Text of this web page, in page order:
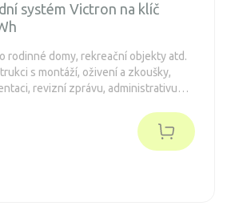
systém Victron na klíč
rodinné domy, rekreační objekty atd.
s montáží, oživení a zkoušky,
revizní zprávu, administrativu